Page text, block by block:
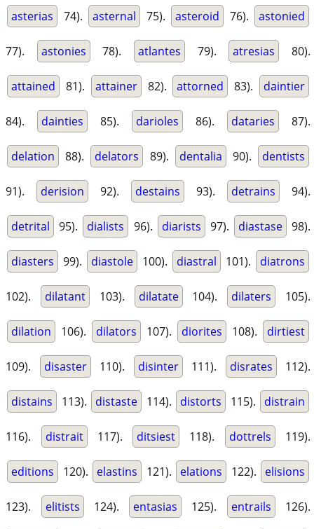
asterias 74). asternal 75). asteroid 76). astonied
77). astonies 78). atlantes 79). atresias 80).
attained 81). attainer 82). attorned 83). daintier
84). dainties 85). darioles 86). dataries 87).
delation 88). delators 89). dentalia 90). dentists
91). derision 92). destains 93). detrains 94).
detrital 95). dialists 96). diarists 97). diastase 98).
diasters 99). diastole 100). diastral 101). diatrons
102). dilatant 103). dilatate 104). dilaters 105).
dilation 106). dilators 107). diorites 108). dirtiest
109). disaster 110). disinter 111). disrates 112).
distains 113). distaste 114). distorts 115). distrain
116). distrait 117). ditsiest 118). dottrels 119).
editions 120). elastins 121). elations 122). elisions
123). elitists 124). entasias 125). entrails 126).